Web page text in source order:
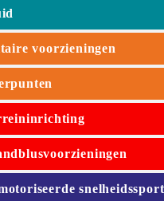
voorzieningen